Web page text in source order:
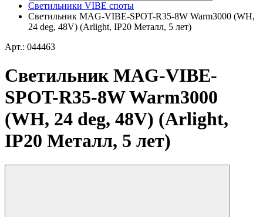
Светильники VIBE споты
Светильник MAG-VIBE-SPOT-R35-8W Warm3000 (WH,
24 deg, 48V) (Arlight, IP20 Металл, 5 лет)
Арт.: 044463
Светильник MAG-VIBE-
SPOT-R35-8W Warm3000
(WH, 24 deg, 48V) (Arlight,
IP20 Металл, 5 лет)